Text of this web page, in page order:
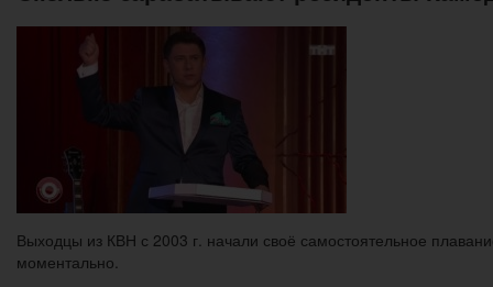
Выходцы из КВН с 2003 г. начали своё самостоятельное
моментально.